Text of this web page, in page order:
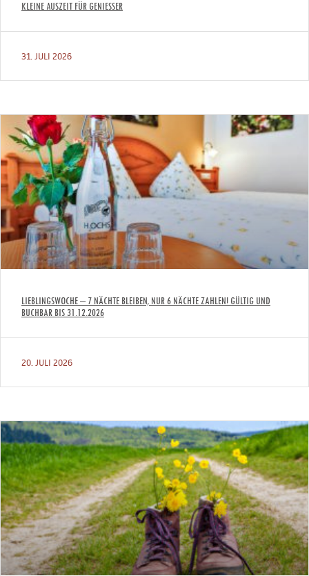
KLEINE AUSZEIT FÜR GENIESSER
31. JULI 2026
LIEBLINGSWOCHE – 7 NÄCHTE BLEIBEN, NUR 6 NÄCHTE ZAHLEN! GÜLTIG UND
BUCHBAR BIS 31.12.2026
20. JULI 2026